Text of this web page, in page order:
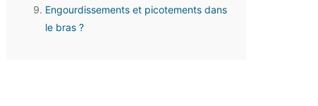
Engourdissements et picotements dans
le bras ?